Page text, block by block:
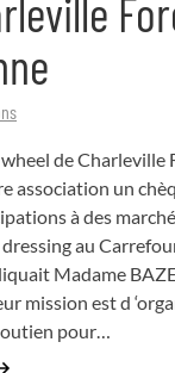
de Charleville
association un
à des
au
Madame
mission est d
pour…